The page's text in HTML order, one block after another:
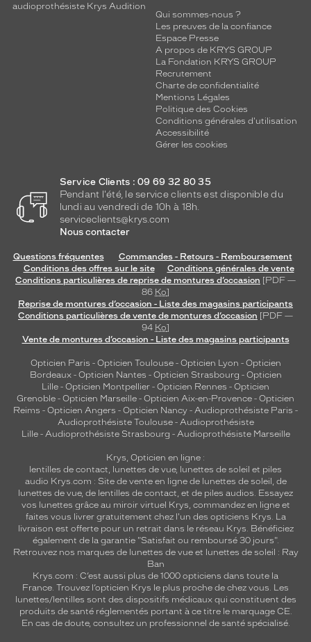
audioprothésiste Krys Audition
Qui sommes-nous ?
Les preuves de la confiance
Espace Presse
A propos de KRYS GROUP
La Fondation KRYS GROUP
Recrutement
Charte de confidentialité
Mentions Légales
Politique des Cookies
Conditions générales d'utilisation
Accessibilité
Gérer les cookies
Service Clients : 09 69 32 80 35
Pendant l'été, le service clients est disponible du
lundi au vendredi de 10h à 18h.
serviceclients@krys.com
Nous contacter
Questions fréquentes
Commandes - Retours - Remboursement
Conditions des offres sur le site
Conditions générales de vente
Conditions particulières de reprise de montures d’occasion [PDF —
86 Ko]
Reprise de montures d’occasion - Liste des magasins participants
Conditions particulières de vente de montures d’occasion [PDF —
94 Ko]
Vente de montures d’occasion - Liste des magasins participants
Opticien Paris - Opticien Toulouse- Opticien Lyon - Opticien
Bordeaux- Opticien Nantes - Opticien Strasbourg - Opticien
Lille - Opticien Montpellier - Opticien Rennes - Opticien
Grenoble - Opticien Marseille - Opticien Aix-en-Provence - Opticien
Reims - Opticien Angers - Opticien Nancy - Audioprothésiste Paris -
Audioprothésiste Toulouse- Audioprothésiste
Lille- Audioprothésiste Strasbourg - Audioprothésiste Marseille
Krys, Opticien en ligne :
lentilles de contact, lunettes de vue, lunettes de soleil et piles
audio Krys.com : Site de vente en ligne de lunettes de soleil, de
lunettes de vue, de lentilles de contact, et de piles audios. Essayez
vos lunettes grâce au miroir virtuel Krys, commandez en ligne et
faites vous livrer gratuitement chez l'un des opticiens Krys. La
livraison est offerte pour un retrait dans le réseau Krys. Bénéficiez
également de la garantie "Satisfait ou remboursé 30 jours".
Retrouvez nos marques de lunettes de vue et lunettes de soleil : Ray
Ban
Krys.com : C’est aussi plus de 1000 opticiens dans toute la
France. Trouvez l’opticien Krys le plus proche de chez vous. Les
lunettes/lentilles sont des dispositifs médicaux qui constituent des
produits de santé réglementés portant à ce titre le marquage CE.
En cas de doute, consultez un professionnel de santé spécialisé.